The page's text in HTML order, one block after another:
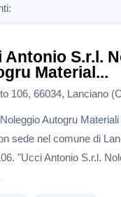
Antonio S.r.l.
Material...
106, 66034, Lanciano
Autogru
sede nel comune di
"Ucci Antonio S.r.l.